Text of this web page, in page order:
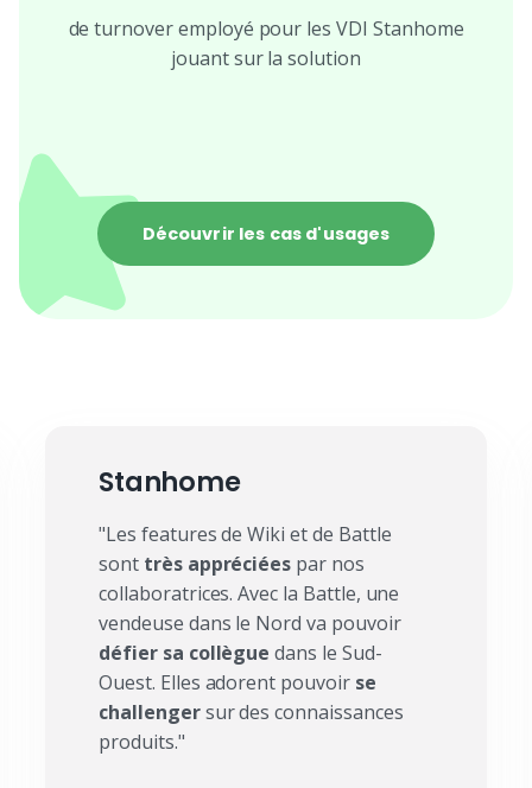
de turnover employé pour les VDI Stanhome
jouant sur la solution
Découvrir les cas d'usages
Stanhome
"Les features de Wiki et de Battle
sont très appréciées par nos
collaboratrices. Avec la Battle, une
vendeuse dans le Nord va pouvoir
défier sa collègue dans le Sud-
Ouest. Elles adorent pouvoir se
challengersur des connaissances
produits."